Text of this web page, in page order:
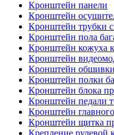
Кронштейн панели
Кронштейн
Кронштейн трубки
Кронштейн пола
Кронштейн кожуха
Кронштейн
Кронштейн обшивки
Кронштейн полки
Кронштейн блока
Кронштейн педали
Кронштейн
Кронштейн щитка
Крепление рулевой